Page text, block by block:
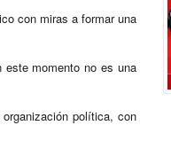
con miras a formar una
este momento no es una
política, con